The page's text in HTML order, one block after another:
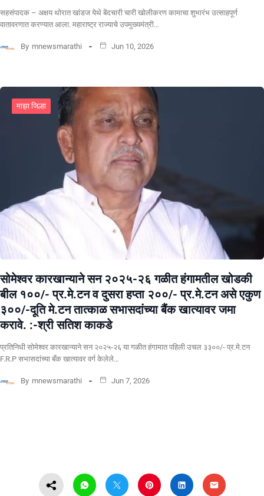
सहसंपादक – अक्षय थोरात खांडज येथे बेंदचारी चारी खोलीकरण कामाचा शुभारंभ उत्साहपूर्ण
वातावरणात करण्यात आला. महाराष्ट्र राज्याचे उपमुख्यमंत्री…
By mnewsmarathi Jun 10, 2026
माझा जिल्हा
सोमेश्वर कारखान्याने सन २०२५-२६ गळीत हंगामतील खोडकी
बील १००/- प्र.मे.टन व दुसरा हप्ता २००/- प्र.मे.टन असे एकुण
३००/-दूति मे.टन तात्काळ सभासदांच्या बैंक खात्यावर जमा
करावे. :-श्री सतिश काकडे
प्रतिनिधी सोमेश्वर कारखान्याने सन २०२५-२६ या गळीत हंगामात पहिली उचल ३३००/- प्र.मे.टन
F.R.P सभासदांच्या बँक खात्यावर वर्ग केलेले…
By mnewsmarathi Jun 7, 2026